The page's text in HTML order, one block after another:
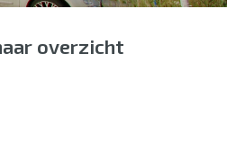
overzicht